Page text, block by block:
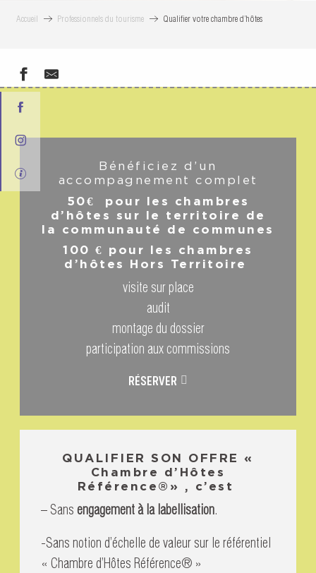
Accueil Professionnels du tourisme Qualifier votre chambre d’hôtes
Bénéficiez d’un
accompagnement complet
50€ pour les chambres
d’hôtes sur le territoire de
la communauté de communes
100 € pour les chambres
d’hôtes Hors Territoire
visite sur place
audit
montage du dossier
participation aux commissions
RÉSERVER
QUALIFIER SON OFFRE «
Chambre d’Hôtes
Référence®» , c’est
– Sans engagement à la labellisation.
-Sans notion d’échelle de valeur sur le référentiel
« Chambre d’Hôtes Référence® »